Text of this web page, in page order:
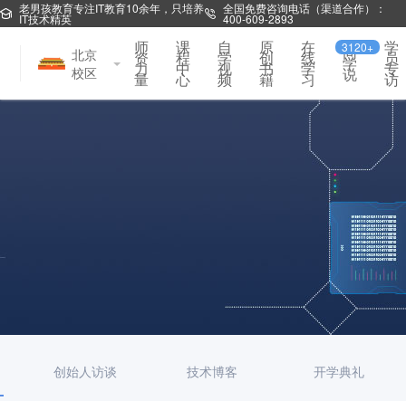
老男孩教育专注IT教育10余年，只培养
IT技术精英
全国免费咨询电话（渠道合作）：
400-609-2893
北京
校区
师
资
力
量
课
程
中
心
自
学
视
频
原
创
书
籍
在
线
学
习
同
学
说
3120+ 学
员
专
访
创始人访谈 技术博客 开学典礼